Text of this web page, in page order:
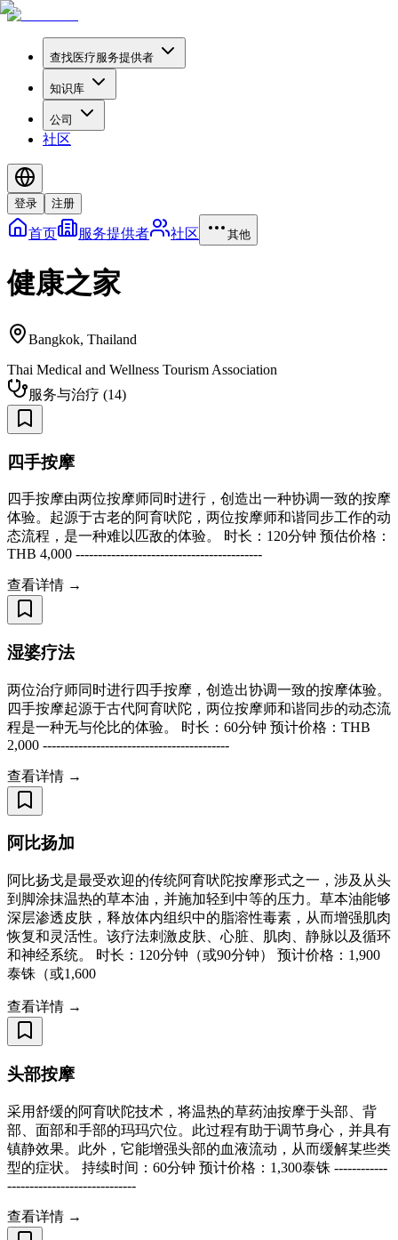
查找医疗服务提供者
知识库
公司
社区
登录 注册
首页 服务提供者 社区 其他
健康之家
Bangkok, Thailand
Thai Medical and Wellness Tourism Association
服务与治疗 (14)
四手按摩
四手按摩由两位按摩师同时进行，创造出一种协调一致的按摩
体验。起源于古老的阿育吠陀，两位按摩师和谐同步工作的动
态流程，是一种难以匹敌的体验。 时长：120分钟 预估价格：
THB 4,000 ------------------------------------------
查看详情 →
湿婆疗法
两位治疗师同时进行四手按摩，创造出协调一致的按摩体验。
四手按摩起源于古代阿育吠陀，两位按摩师和谐同步的动态流
程是一种无与伦比的体验。 时长：60分钟 预计价格：THB
2,000 ------------------------------------------
查看详情 →
阿比扬加
阿比扬戈是最受欢迎的传统阿育吠陀按摩形式之一，涉及从头
到脚涂抹温热的草本油，并施加轻到中等的压力。草本油能够
深层渗透皮肤，释放体内组织中的脂溶性毒素，从而增强肌肉
恢复和灵活性。该疗法刺激皮肤、心脏、肌肉、静脉以及循环
和神经系统。 时长：120分钟（或90分钟） 预计价格：1,900
泰铢（或1,600
查看详情 →
头部按摩
采用舒缓的阿育吠陀技术，将温热的草药油按摩于头部、背
部、面部和手部的玛玛穴位。此过程有助于调节身心，并具有
镇静效果。此外，它能增强头部的血液流动，从而缓解某些类
型的症状。 持续时间：60分钟 预计价格：1,300泰铢 ------------
-----------------------------
查看详情 →